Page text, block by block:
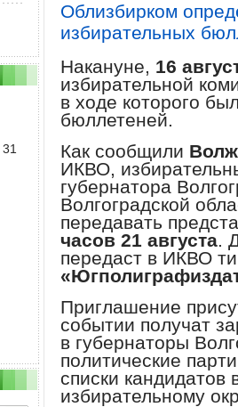
Облизбирком
избирательных
Накануне, 16
избирательной
в ходе которого
бюллетеней.
Как сообщили
ИКВО,
губернатора
Волгоградской
передавать
часов 21 августа.
передаст в ИКВО
Приглашение
событии получат
в губернаторы
политические
списки
избирательному
31